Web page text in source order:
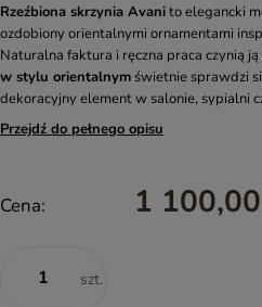
Rzeźbiona skrzynia Avanito elegancki
ozdobiony orientalnymi ornamentami
Naturalna faktura i ręczna praca czynią
w stylu orientalnym świetnie sprawdzi
dekoracyjny element w salonie, sypialni
Przejdź do pełnego opisu
Cena: 1 100,00
szt.